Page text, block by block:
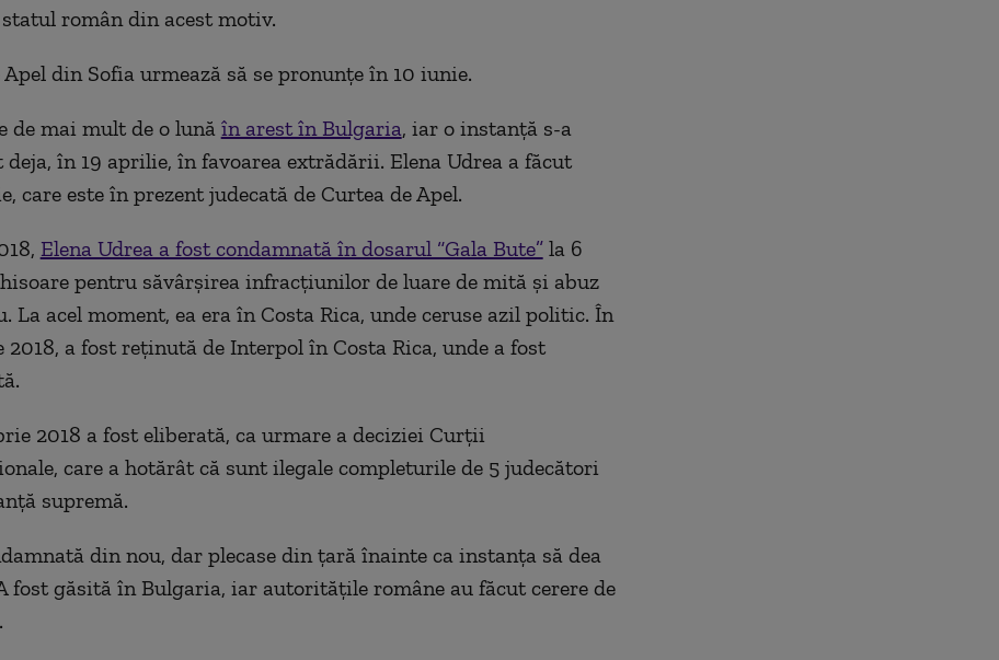
român din acest motiv.
Apel din Sofia urmează să se pronunțe în 10 iunie.
de mai mult de o lună în arest în Bulgaria, iar o instanță s-a
în 19 aprilie, în favoarea extrădării. Elena Udrea a făcut
care este în prezent judecată de Curtea de Apel.
Elena Udrea a fost condamnată în dosarul “Gala Bute”la 6
pentru săvârşirea infracţiunilor de luare de mită şi abuz
La acel moment, ea era în Costa Rica, unde ceruse azil politic. În
2018, a fost reținută de Interpol în Costa Rica, unde a fost
2018 a fost eliberată, ca urmare a deciziei Curții
care a hotărât că sunt ilegale completurile de 5 judecători
supremă.
din nou, dar plecase din țară înainte ca instanța să dea
fost găsită în Bulgaria, iar autoritățile române au făcut cerere de